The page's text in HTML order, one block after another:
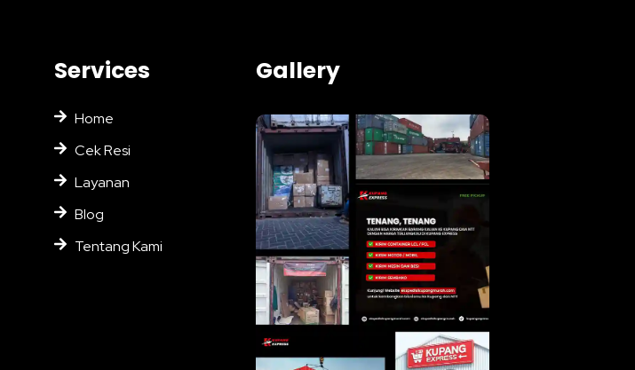
Services
Home
Cek Resi
Layanan
Blog
Tentang Kami
Gallery